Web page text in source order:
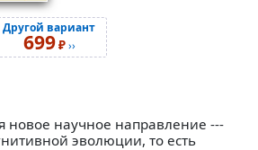
Другой вариант
699₽››
новое научное направление ---
эволюции, то есть